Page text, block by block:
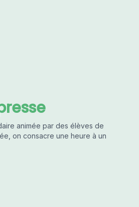
animée par des élèves de
on consacre une heure à un